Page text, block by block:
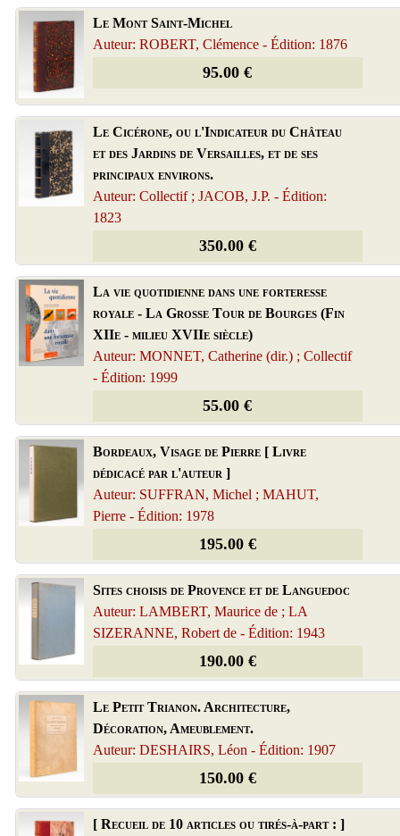
Le Mont Saint-Michel
Auteur: ROBERT, Clémence - Édition: 1876
95.00 €
Le Cicérone, ou l'Indicateur du Château
et des Jardins de Versailles, et de ses
principaux environs.
Auteur: Collectif ; JACOB, J.P. - Édition:
1823
350.00 €
La vie quotidienne dans une forteresse
royale - La Grosse Tour de Bourges (Fin
XIIe - milieu XVIIe siècle)
Auteur: MONNET, Catherine (dir.) ; Collectif
- Édition: 1999
55.00 €
Bordeaux, Visage de Pierre [ Livre
dédicacé par l'auteur ]
Auteur: SUFFRAN, Michel ; MAHUT,
Pierre - Édition: 1978
195.00 €
Sites choisis de Provence et de Languedoc
Auteur: LAMBERT, Maurice de ; LA
SIZERANNE, Robert de - Édition: 1943
190.00 €
Le Petit Trianon. Architecture,
Décoration, Ameublement.
Auteur: DESHAIRS, Léon - Édition: 1907
150.00 €
[ Recueil de 10 articles ou tirés-à-part : ]